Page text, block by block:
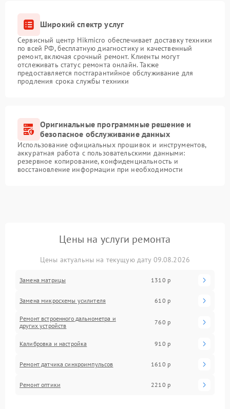
Широкий спектр услуг
Сервисный центр Hikmicro обеспечивает доставку техники
по всей РФ, бесплатную диагностику и качественный
ремонт, включая срочный ремонт. Клиенты могут
отслеживать статус ремонта онлайн. Также
предоставляется постгарантийное обслуживание для
продления срока службы техники
Оригинальные программные решение и
безопасное обслуживание данных
Использование официальных прошивок и инструментов,
аккуратная работа с пользовательскими данными:
резервное копирование, конфиденциальность и
восстановление информации при необходимости
Цены на услуги ремонта
Цены актуальны на текущую дату 09.08.2026
Замена матрицы 1310 р
Замена микросхемы усилителя 610 р
Ремонт встроенного дальнометра и
других устройств
760 р
Калибровка и настройка 910 р
Ремонт датчика синхроимпульсов 1610 р
Ремонт оптики 2210 р